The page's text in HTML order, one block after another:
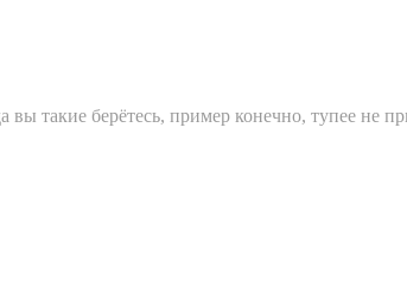
вы такие берётесь, пример конечно, тупее не